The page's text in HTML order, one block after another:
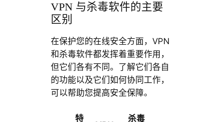
VPN 与杀毒软件的主要
区别
在保护您的在线安全方面，VPN
和杀毒软件都发挥着重要作用，
但它们各有不同。了解它们各自
的功能以及它们如何协同工作，
可以帮助您提高安全保障。
特
杀毒